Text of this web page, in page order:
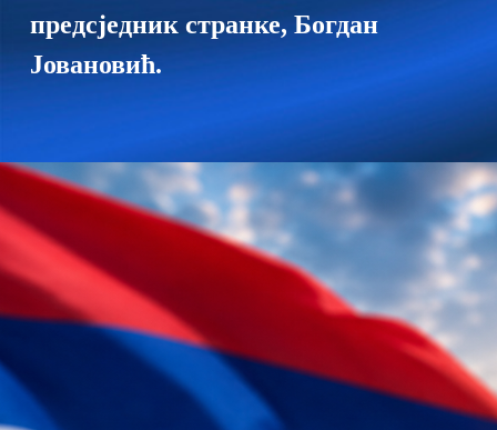
предсједник странке, Богдан
Јовановић.